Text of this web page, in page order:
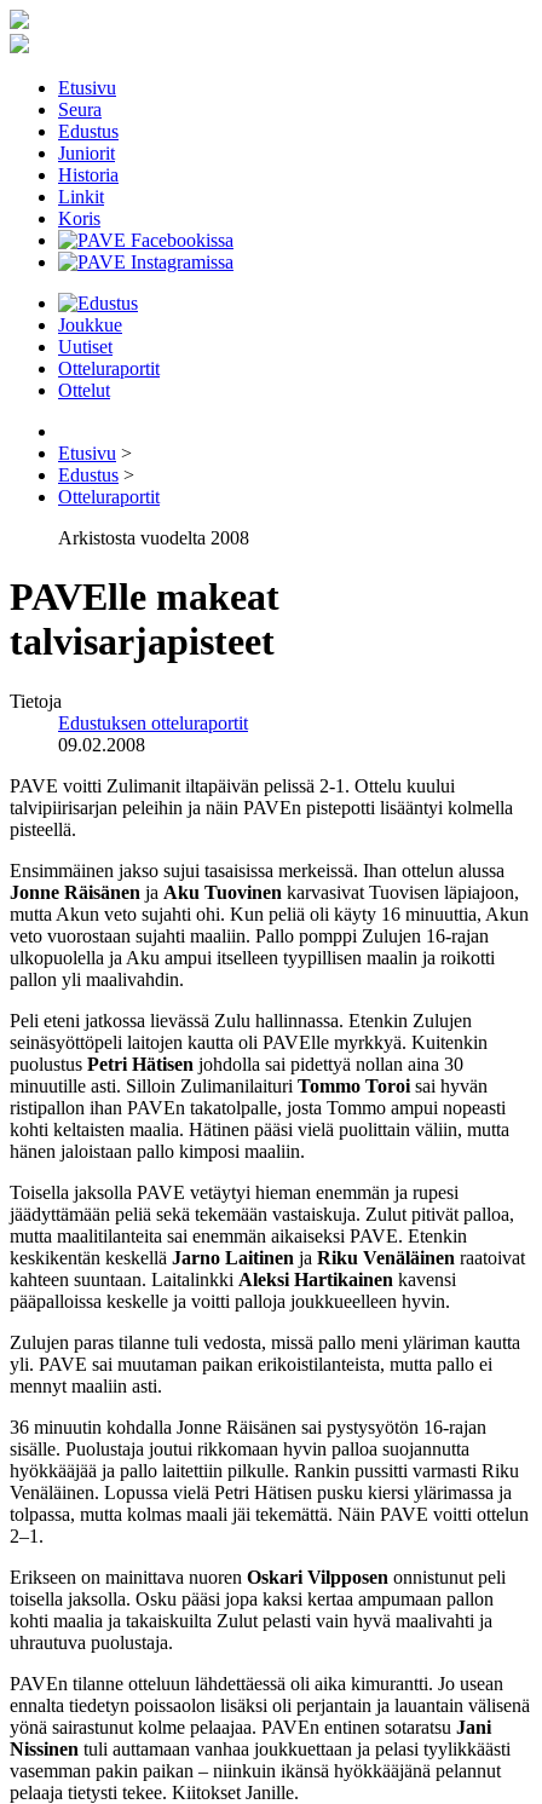
Etusivu
Seura
Edustus
Juniorit
Historia
Linkit
Koris
Joukkue
Uutiset
Otteluraportit
Ottelut
Etusivu >
Edustus >
Otteluraportit
Arkistosta vuodelta 2008
PAVElle makeat
talvisarjapisteet
Tietoja
Edustuksen otteluraportit
09.02.2008
PAVE voitti Zulimanit iltapäivän pelissä 2-1. Ottelu kuului
talvipiirisarjan peleihin ja näin PAVEn pistepotti lisääntyi kolmella
pisteellä.
Ensimmäinen jakso sujui tasaisissa merkeissä. Ihan ottelun alussa
Jonne Räisänen ja Aku Tuovinen karvasivat Tuovisen läpiajoon,
mutta Akun veto sujahti ohi. Kun peliä oli käyty 16 minuuttia, Akun
veto vuorostaan sujahti maaliin. Pallo pomppi Zulujen 16-rajan
ulkopuolella ja Aku ampui itselleen tyypillisen maalin ja roikotti
pallon yli maalivahdin.
Peli eteni jatkossa lievässä Zulu hallinnassa. Etenkin Zulujen
seinäsyöttöpeli laitojen kautta oli PAVElle myrkkyä. Kuitenkin
puolustus Petri Hätisen johdolla sai pidettyä nollan aina 30
minuutille asti. Silloin Zulimanilaituri Tommo Toroi sai hyvän
ristipallon ihan PAVEn takatolpalle, josta Tommo ampui nopeasti
kohti keltaisten maalia. Hätinen pääsi vielä puolittain väliin, mutta
hänen jaloistaan pallo kimposi maaliin.
Toisella jaksolla PAVE vetäytyi hieman enemmän ja rupesi
jäädyttämään peliä sekä tekemään vastaiskuja. Zulut pitivät palloa,
mutta maalitilanteita sai enemmän aikaiseksi PAVE. Etenkin
keskikentän keskellä Jarno Laitinen ja Riku Venäläinen raatoivat
kahteen suuntaan. Laitalinkki Aleksi Hartikainen kavensi
pääpalloissa keskelle ja voitti palloja joukkueelleen hyvin.
Zulujen paras tilanne tuli vedosta, missä pallo meni yläriman kautta
yli. PAVE sai muutaman paikan erikoistilanteista, mutta pallo ei
mennyt maaliin asti.
36 minuutin kohdalla Jonne Räisänen sai pystysyötön 16-rajan
sisälle. Puolustaja joutui rikkomaan hyvin palloa suojannutta
hyökkääjää ja pallo laitettiin pilkulle. Rankin pussitti varmasti Riku
Venäläinen. Lopussa vielä Petri Hätisen pusku kiersi ylärimassa ja
tolpassa, mutta kolmas maali jäi tekemättä. Näin PAVE voitti ottelun
2–1.
Erikseen on mainittava nuoren Oskari Vilpposen onnistunut peli
toisella jaksolla. Osku pääsi jopa kaksi kertaa ampumaan pallon
kohti maalia ja takaiskuilta Zulut pelasti vain hyvä maalivahti ja
uhrautuva puolustaja.
PAVEn tilanne otteluun lähdettäessä oli aika kimurantti. Jo usean
ennalta tiedetyn poissaolon lisäksi oli perjantain ja lauantain välisenä
yönä sairastunut kolme pelaajaa. PAVEn entinen sotaratsu Jani
Nissinen tuli auttamaan vanhaa joukkuettaan ja pelasi tyylikkäästi
vasemman pakin paikan – niinkuin ikänsä hyökkääjänä pelannut
pelaaja tietysti tekee. Kiitokset Janille.